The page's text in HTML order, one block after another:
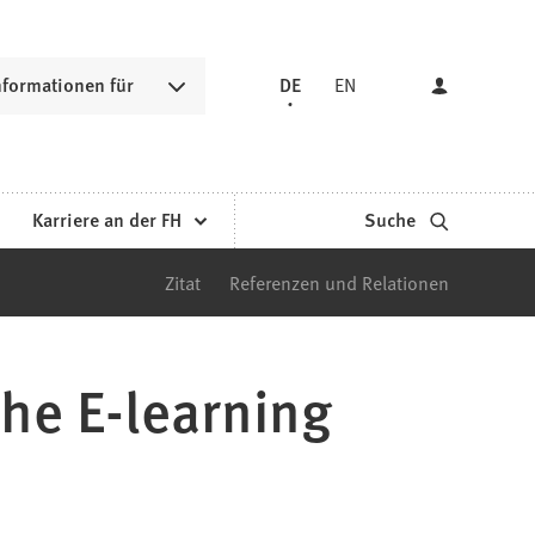
für DE EN
Karriere an der FH Suche
Zitat Referenzen und Relationen
E-learning